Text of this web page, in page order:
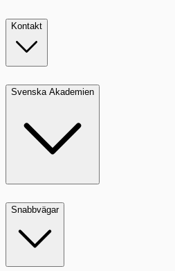
Kontakt
Svenska Akademien
Snabbvägar